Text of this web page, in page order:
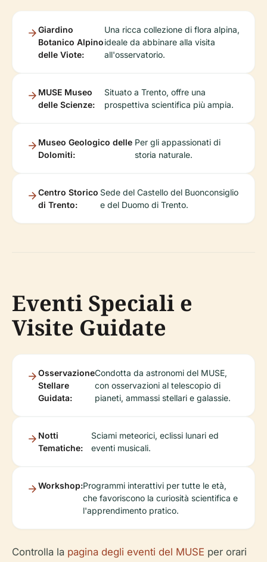
Giardino
Botanico Alpino
delle Viote:
Una ricca collezione di flora alpina,
ideale da abbinare alla visita
all'osservatorio.
MUSE Museo
delle Scienze:
Situato a Trento, offre una
prospettiva scientifica più ampia.
Museo Geologico delle
Dolomiti:
Per gli appassionati di
storia naturale.
Centro Storico
di Trento:
Sede del Castello del Buonconsiglio
e del Duomo di Trento.
Eventi Speciali e
Visite Guidate
Osservazione
Stellare
Guidata:
Condotta da astronomi del MUSE,
con osservazioni al telescopio di
pianeti, ammassi stellari e galassie.
Notti
Tematiche:
Sciami meteorici, eclissi lunari ed
eventi musicali.
Workshop:Programmi interattivi per tutte le età,
che favoriscono la curiosità scientifica e
l'apprendimento pratico.
Controlla la pagina degli eventi del MUSE per orari